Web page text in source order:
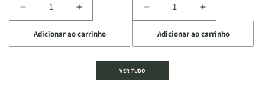
Diminuir
a
quantidade
de
Cartas
Aumentar
a
quantidade
de
Jogo
Cartas
Adicionar ao carrinho
Diminuir
a
quantidade
de
Jogo
|
Aumentar
a
quantidade
de
|
Adicionar ao carrinho
VER TUDO